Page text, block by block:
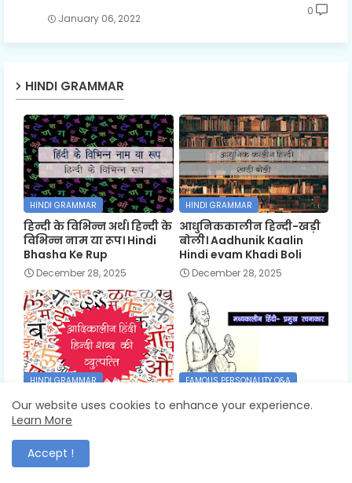
January 06, 2022
0
HINDI GRAMMAR
HINDI GRAMMAR
हिन्दी के विभिन्न अर्थ। हिन्दी के
विभिन्न नाम या रूप। Hindi
Bhasha Ke Rup
December 28, 2025
HINDI GRAMMAR
आधुनिककालीन हिन्दी-खड़ी
बोली। Aadhunik Kaalin
Hindi evam Khadi Boli
December 28, 2025
HINDI GRAMMAR
प्राचीन या पुरानी हिन्दी
,आदिकालीन हिन्दी । हिन्दी
शब्द की व्युत्पत्ति । Origin of
Hindi Word
December 28, 2025
FAMOUS PERSONALITY Q&A
मध्यकालीन हिन्दी एवं प्रमुख
रचनाकार। Madhya Kalin
Our website uses cookies to enhance your experience.
Learn More
Accept !